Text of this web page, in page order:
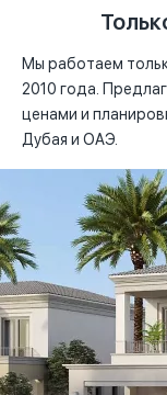
Al Jadaf, Dubai
Al Kifaf, Dubai
Al Safa, Dubai
Al Sufouh, Dubai
Arabian
Arjan, Dubai
Aykon City, Dubai
Barsha Heights,
Bluewaters Island,
Мы работаем
2010 года.
ценами и
Дубая и ОАЭ.